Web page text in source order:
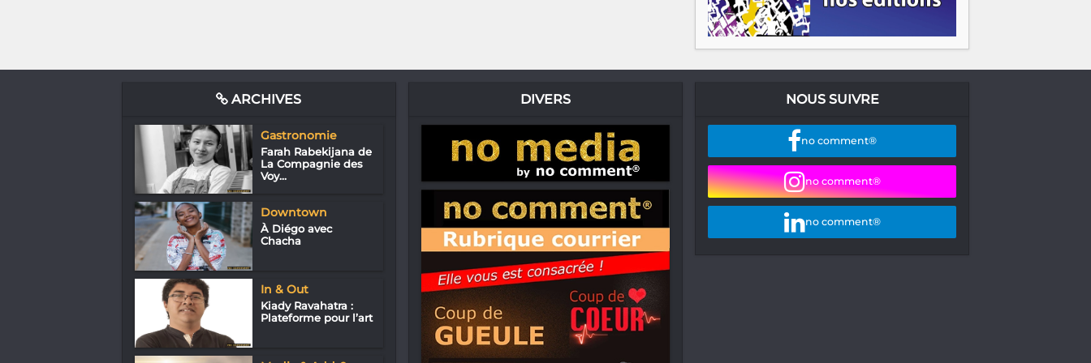
ARCHIVES
Gastronomie
Farah Rabekijana de
La Compagnie des
Voy...
Downtown
À Diégo avec
Chacha
In & Out
Kiady Ravahatra :
Plateforme pour l’art
DIVERS NOUS SUIVRE
no comment®
no comment®
no comment®